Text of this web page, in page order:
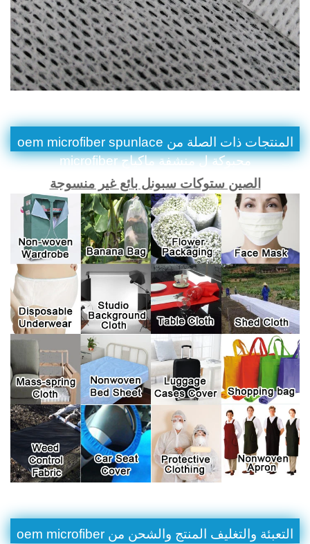
المنتجات ذات الصلة من oem microfiber spunlace
محبوكة ل منشفة ماكياج microfiber
الصين ستوكات سبونل بائع غير منسوجة
التعبئة والتغليف المنتج والشحن من oem microfiber